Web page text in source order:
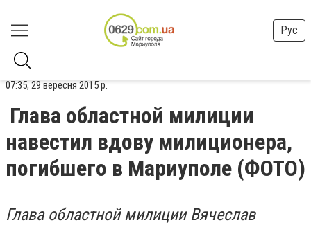
Рус
07:35, 29 вересня 2015 р.
Глава областной милиции
навестил вдову милиционера,
погибшего в Мариуполе (ФОТО)
Глава областной милиции Вячеслав